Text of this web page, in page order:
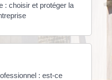
: choisir et protéger la
: est-ce